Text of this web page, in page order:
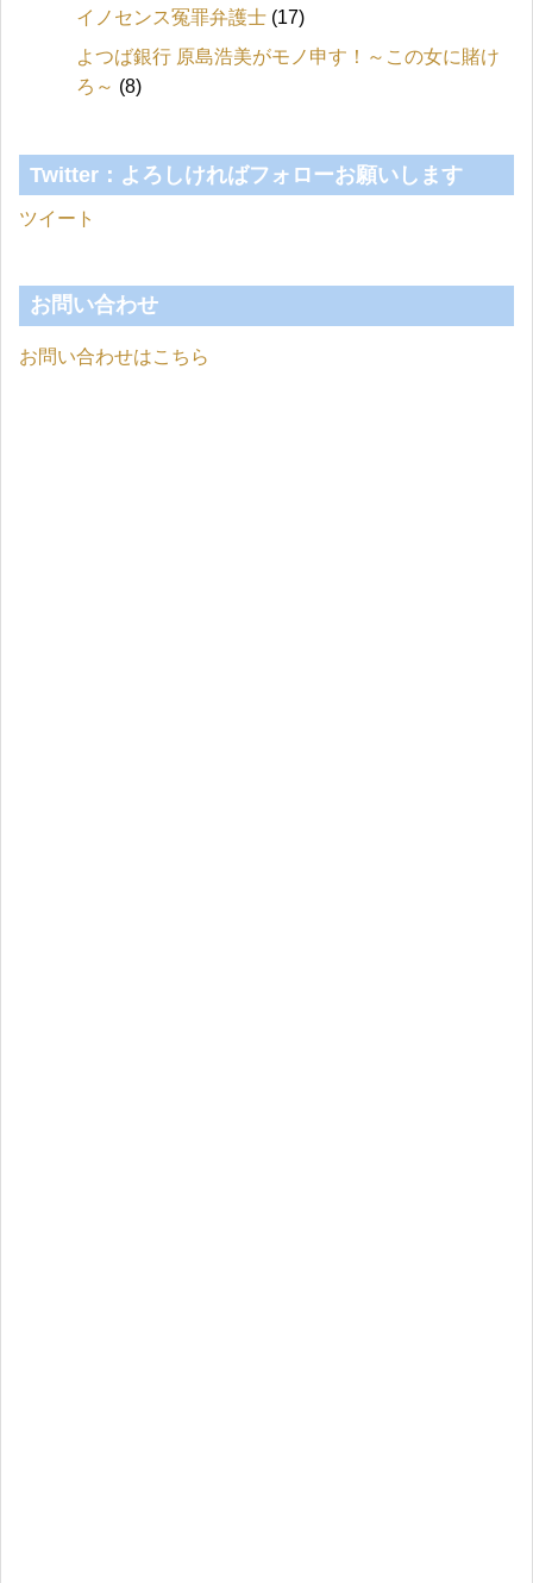
イノセンス冤罪弁護士 (17)
よつば銀行 原島浩美がモノ申す！～この女に賭け
ろ～ (8)
Twitter：よろしければフォローお願いします
ツイート
お問い合わせ
お問い合わせはこちら